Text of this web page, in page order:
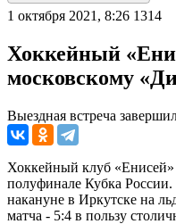
1 октября 2021, 8:26 1314
Хоккейный
московскому
Выездная встреча
Хоккейный клуб
полуфинале Кубка
накануне в Иркутске на
матча - 5:4 в пользу